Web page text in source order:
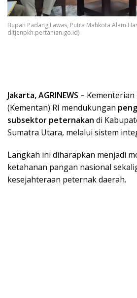
Bupati Padang Lawas, Putra Mahkota Alam
ditjenpkh.pertanian.go.id)
Jakarta, AGRINEWS –
(Kementan) RI mendukungan
subsektor peternakan di
Sumatra Utara, melalui sistem
Langkah ini diharapkan menjadi
ketahanan pangan nasional
kesejahteraan peternak daerah.